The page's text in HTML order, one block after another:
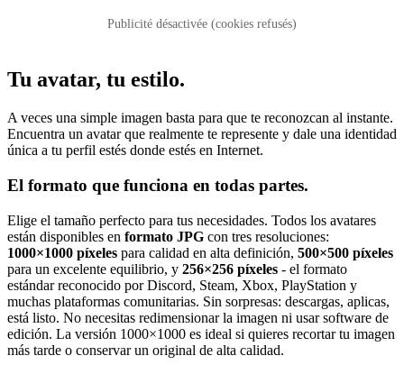
Publicité désactivée (cookies refusés)
Tu avatar, tu estilo.
A veces una simple imagen basta para que te reconozcan al instante.
Encuentra un avatar que realmente te represente y dale una identidad
única a tu perfil estés donde estés en Internet.
El formato que funciona en todas partes.
Elige el tamaño perfecto para tus necesidades. Todos los avatares
están disponibles en formato JPG con tres resoluciones:
1000×1000 píxeles para calidad en alta definición, 500×500 píxeles
para un excelente equilibrio, y 256×256 píxeles - el formato
estándar reconocido por Discord, Steam, Xbox, PlayStation y
muchas plataformas comunitarias. Sin sorpresas: descargas, aplicas,
está listo. No necesitas redimensionar la imagen ni usar software de
edición. La versión 1000×1000 es ideal si quieres recortar tu imagen
más tarde o conservar un original de alta calidad.